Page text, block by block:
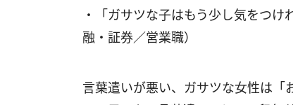
・「ガサツな子はもう少し気をつ
融・証券／営業職）
言葉遣いが悪い、ガサツな女性は「